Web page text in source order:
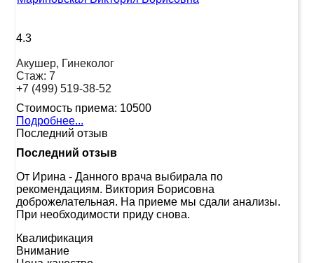
4.3
Акушер, Гинеколог
Стаж: 7
+7 (499) 519-38-52
Стоимость приема: 10500
Подробнее...
Последний отзыв
Последний отзыв
От Ирина - Данного врача выбирала по
рекомендациям. Виктория Борисовна
доброжелательная. На приеме мы сдали анализы.
При необходимости приду снова.
Квалификация
Внимание